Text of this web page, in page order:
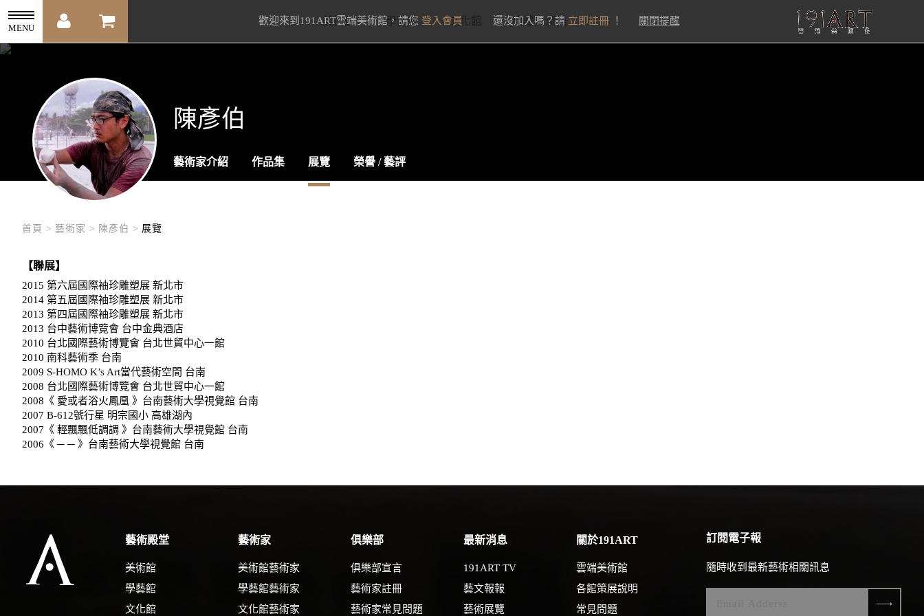
歡迎來到191ART雲端美術館，請您 登入會員 還沒加入嗎？請 立即註冊！ 關閉提醒
MENU
美術館 學藝館 文化館 典藏交流館
陳彥伯
藝術家介紹 作品集 展覽 榮譽 / 藝評
首頁 > 藝術家 > 陳彥伯 > 展覽
【聯展】
2015 第六屆國際袖珍雕塑展 新北市
2014 第五屆國際袖珍雕塑展 新北市
2013 第四屆國際袖珍雕塑展 新北市
2013 台中藝術博覽會 台中金典酒店
2010 台北國際藝術博覽會 台北世貿中心一館
2010 南科藝術季 台南
2009 S-HOMO K’s Art當代藝術空間 台南
2008 台北國際藝術博覽會 台北世貿中心一館
2008《 愛或者浴火鳳凰 》台南藝術大學視覺館 台南
2007 B-612號行星 明宗國小 高雄湖內
2007《 輕飄飄低調調 》台南藝術大學視覺館 台南
2006《 ─ ─ 》台南藝術大學視覺館 台南
藝術殿堂
美術館
學藝館
文化館
藝術家
美術館藝術家
學藝館藝術家
文化館藝術家
俱樂部
俱樂部宣言
藝術家註冊
藝術家常見問題
最新消息
191ART TV
藝文報報
藝術展覽
關於191ART
雲端美術館
各館策展說明
常見問題
訂閱電子報
隨時收到最新藝術相關訊息